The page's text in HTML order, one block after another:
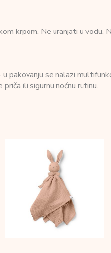
krpom. Ne uranjati u
pakovanju se nalazi
ili sigurnu noćnu rutinu.